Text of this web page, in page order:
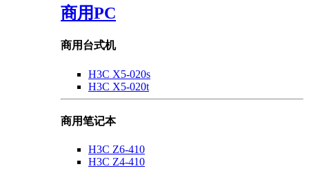
商用PC
商用台式机
H3C X5-020s
H3C X5-020t
商用笔记本
H3C Z6-410
H3C Z4-410